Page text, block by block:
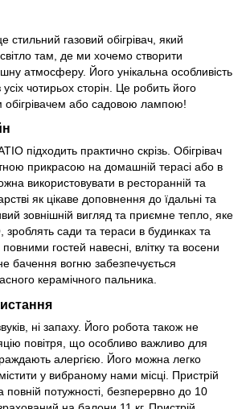
стильний газовий обігрівач, який
там, де ми хочемо створити
атмосферу. Його унікальна особливість
чотирьох сторін. Це робить його
обігрівачем або садовою лампою!
підходить практично скрізь. Обігрівач
прикрасою на домашній терасі або в
використовувати в ресторанній та
як цікаве доповнення до їдальні та
зовнішній вигляд та приємне тепло, яке
зроблять сади та тераси в будинках та
гостей навесні, влітку та восени
бачення вогню забезпечується
керамічного пальника.
ні запаху. Його робота також не
повітря, що особливо важливо для
алергією. Його можна легко
у вибраному нами місці. Пристрій
потужності, безперервно до 10